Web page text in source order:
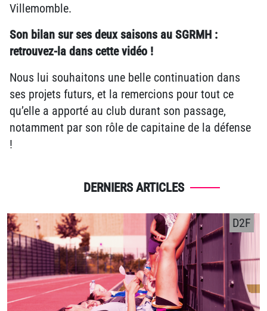
Villemomble.
Son bilan sur ses deux saisons au SGRMH :
retrouvez-la dans cette vidéo !
Nous lui souhaitons une belle continuation dans
ses projets futurs, et la remercions pour tout ce
qu’elle a apporté au club durant son passage,
notamment par son rôle de capitaine de la défense
!
DERNIERS ARTICLES
D2F